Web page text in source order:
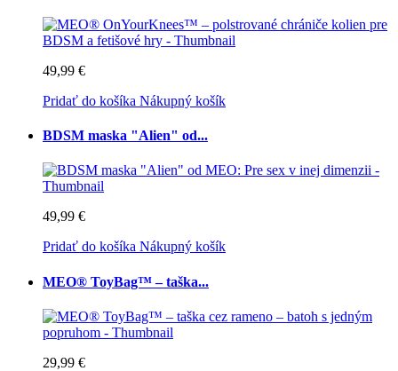
49,99 €
Pridať do košíka Nákupný košík
BDSM maska "Alien" od...
49,99 €
Pridať do košíka Nákupný košík
MEO® ToyBag™ – taška...
29,99 €